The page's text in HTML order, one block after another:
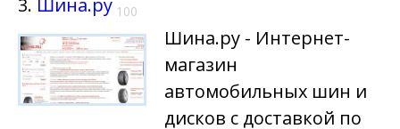
3. Шина.ру 100
Шина.ру - Интернет-
магазин
автомобильных шин и
дисков с доставкой по